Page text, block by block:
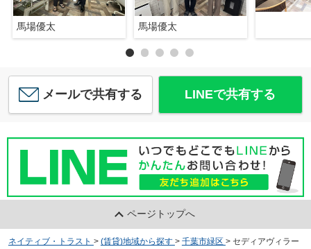
馬場優太 馬場優太
メールで共有する LINEで共有する
ページトップへ
ネイティブ・トラスト > (賃貸)地域から探す > 千葉市緑区 > セディアヴィラー